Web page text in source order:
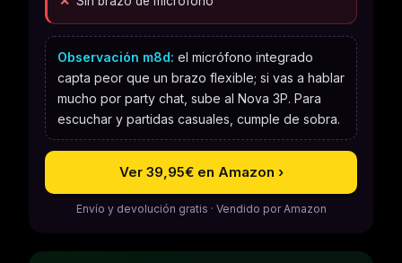
Observación m8d: el micrófono integrado
capta peor que un brazo flexible; si vas a hablar
mucho por party chat, sube al Nova 3P. Para
escuchar y partidas casuales, cumple de sobra.
Ver 39,95€ en Amazon ›
Envío y devolución gratis · Vendido por Amazon